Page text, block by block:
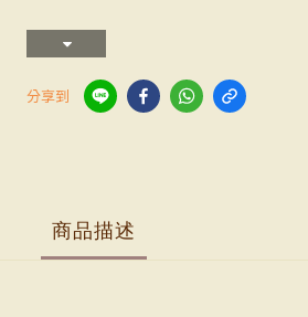
分享到
商品描述